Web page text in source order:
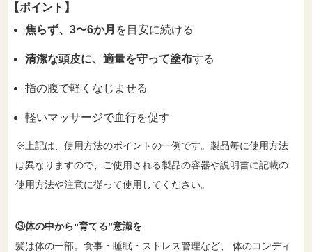
【ポイント】
焦らず、3〜6か月 を目安に続ける
清潔な頭皮に、適量を守って塗布する
指の腹で軽くなじませる
軽いマッサージで血行を促す
※上記は、使用方法のポイントの一例です。製品毎に使用方法
は異なりますので、ご使用される製品の容器や説明書に記載の
使用方法や注意に従って使用してください。
③体の中から“育てる”意識を
髪は体の一部。食事・睡眠・ストレス管理など、 体のコンディ